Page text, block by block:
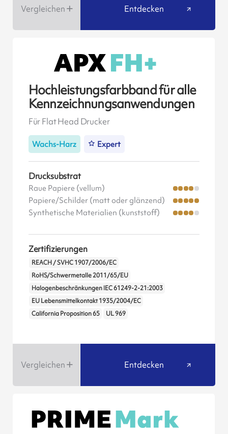
Vergleichen Entdecken
Hochleistungsfarbband für alle
Kennzeichnungsanwendungen
Für Flat Head Drucker
Wachs-Harz Expert
Drucksubstrat
Raue Papiere (vellum)
Papiere/Schilder (matt oder glänzend)
Synthetische Materialien (kunststoff)
Zertifizierungen
REACH / SVHC 1907/2006/EC
RoHS/Schwermetalle 2011/65/EU
Halogenbeschränkungen IEC 61249-2-21:2003
EU Lebensmittelkontakt 1935/2004/EC
California Proposition 65
UL 969
Vergleichen Entdecken